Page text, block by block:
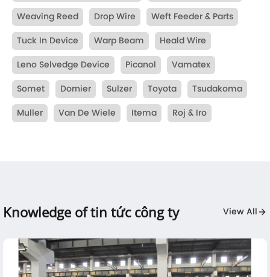
Weaving Reed Drop Wire
Weft Feeder & Parts
Tuck In Device
Warp Beam
Heald Wire
Leno Selvedge Device
Picanol
Vamatex
Somet
Dornier Sulzer Toyota
Tsudakoma
Muller
Van De Wiele Itema Roj & Iro
Knowledge of tin tức công ty View All